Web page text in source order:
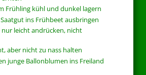
Frühling kühl und dunkel lagern
ins Frühbeet ausbringen
nur leicht andrücken, nicht
aber nicht zu nass halten
junge Ballonblumen ins Freiland